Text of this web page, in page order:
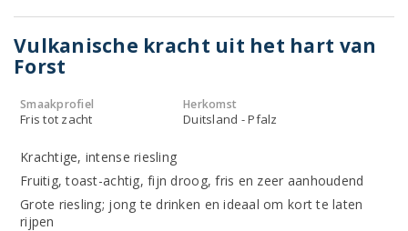
Vulkanische kracht uit het hart van
Forst
Smaakprofiel
Fris tot zacht
Herkomst
Duitsland - Pfalz
Krachtige, intense riesling
Fruitig, toast-achtig, fijn droog, fris en zeer aanhoudend
Grote riesling; jong te drinken en ideaal om kort te laten
rijpen